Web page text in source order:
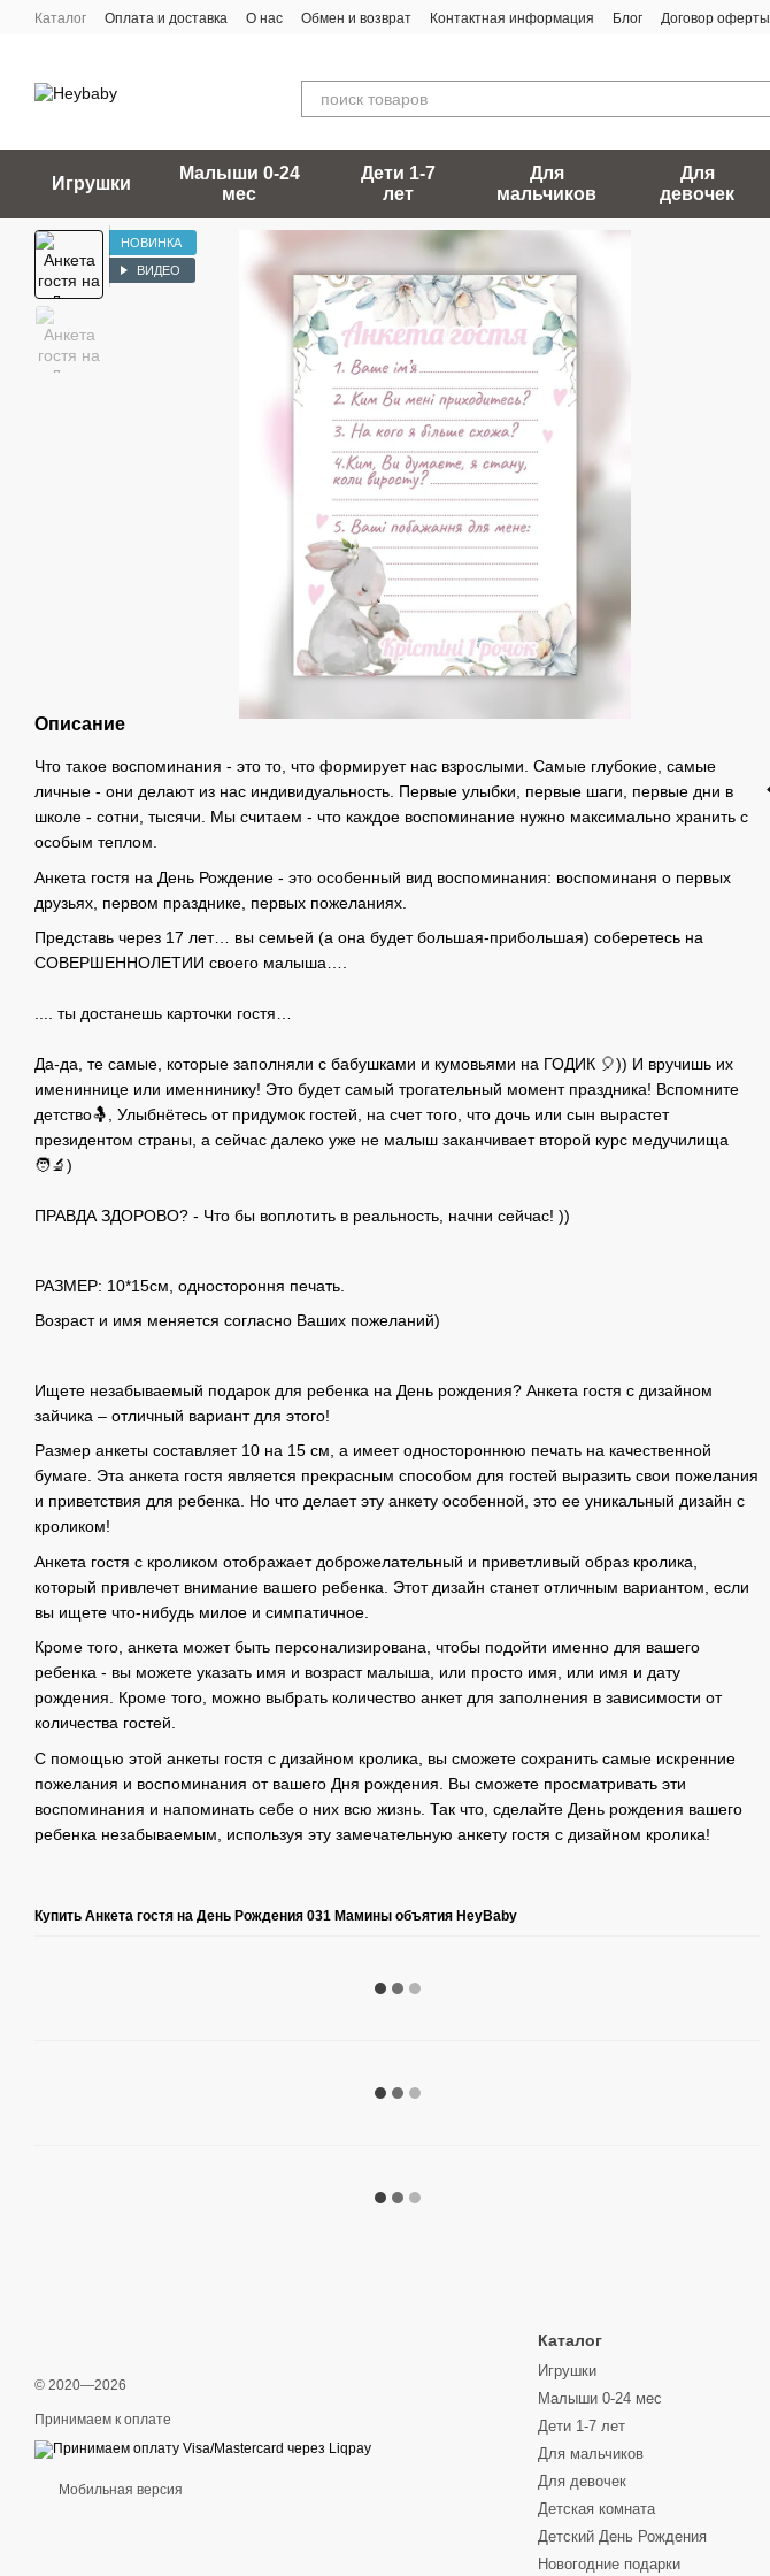
Перейти к основному контенту
Каталог Оплата и доставка О нас Обмен и возврат Контактная информация Блог Договор оферты
Игрушки
Малыши 0-24
мес
Дети 1-7
лет
Для
мальчиков
Для
девочек
НОВИНКА
ВИДЕО
Описание
Что такое воспоминания - это то, что формирует нас взрослыми. Самые глубокие, самые
личные - они делают из нас индивидуальность. Первые улыбки, первые шаги, первые дни в
школе - сотни, тысячи. Мы считаем - что каждое воспоминание нужно максимально хранить с
особым теплом.
Анкета гостя на День Рождение - это особенный вид воспоминания: воспоминаня о первых
друзьях, первом празднике, первых пожеланиях.
Представь через 17 лет… вы семьей (а она будет большая-прибольшая) соберетесь на
СОВЕРШЕННОЛЕТИИ своего малыша….
.... ты достанешь карточки гостя…
Да-да, те самые, которые заполняли с бабушками и кумовьями на ГОДИК 🎈)) И вручишь их
имениннице или именнинику! Это будет самый трогательный момент праздника! Вспомните
детство🤱, Улыбнётесь от придумок гостей, на счет того, что дочь или сын вырастет
президентом страны, а сейчас далеко уже не малыш заканчивает второй курс медучилища
🧑‍🔬)
ПРАВДА ЗДОРОВО? - Что бы воплотить в реальность, начни сейчас! ))
РАЗМЕР: 10*15см, одностороння печать.
Возраст и имя меняется согласно Ваших пожеланий)
Ищете незабываемый подарок для ребенка на День рождения? Анкета гостя с дизайном
зайчика – отличный вариант для этого!
Размер анкеты составляет 10 на 15 см, а имеет одностороннюю печать на качественной
бумаге. Эта анкета гостя является прекрасным способом для гостей выразить свои пожелания
и приветствия для ребенка. Но что делает эту анкету особенной, это ее уникальный дизайн с
кроликом!
Анкета гостя с кроликом отображает доброжелательный и приветливый образ кролика,
который привлечет внимание вашего ребенка. Этот дизайн станет отличным вариантом, если
вы ищете что-нибудь милое и симпатичное.
Кроме того, анкета может быть персонализирована, чтобы подойти именно для вашего
ребенка - вы можете указать имя и возраст малыша, или просто имя, или имя и дату
рождения. Кроме того, можно выбрать количество анкет для заполнения в зависимости от
количества гостей.
С помощью этой анкеты гостя с дизайном кролика, вы сможете сохранить самые искренние
пожелания и воспоминания от вашего Дня рождения. Вы сможете просматривать эти
воспоминания и напоминать себе о них всю жизнь. Так что, сделайте День рождения вашего
ребенка незабываемым, используя эту замечательную анкету гостя с дизайном кролика!
Купить Анкета гостя на День Рождения 031 Мамины объятия HeyBaby
© 2020—2026
Принимаем к оплате
Мобильная версия
Каталог
Игрушки
Малыши 0-24 мес
Дети 1-7 лет
Для мальчиков
Для девочек
Детская комната
Детский День Рождения
Новогодние подарки